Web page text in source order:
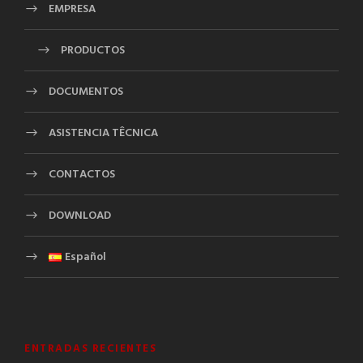
EMPRESA
PRODUCTOS
DOCUMENTOS
ASISTENCIA TÊCNICA
CONTACTOS
DOWNLOAD
Español
ENTRADAS RECIENTES